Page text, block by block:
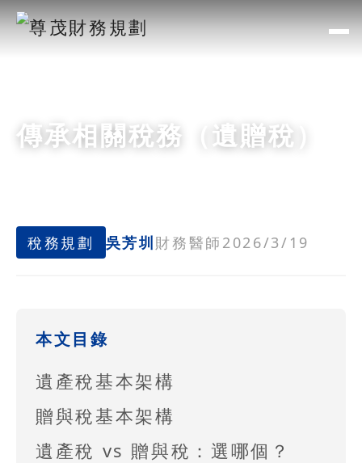
傳承相關稅務（遺贈稅）
稅務規劃 吳芳圳財務醫師 2026/3/19
本文目錄
遺產稅基本架構
贈與稅基本架構
遺產稅 vs 贈與稅：選哪個？